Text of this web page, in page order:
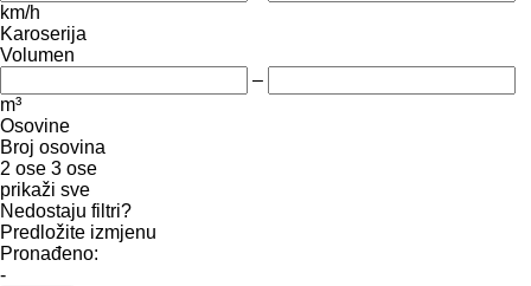
km/h
Karoserija
Volumen
–
m³
Osovine
Broj osovina
2 ose 3 ose
prikaži sve
Nedostaju filtri?
Predložite izmjenu
Pronađeno:
-